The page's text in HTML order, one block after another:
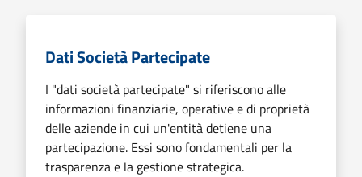
Dati Società Partecipate
I "dati società partecipate" si riferiscono alle
informazioni finanziarie, operative e di proprietà
delle aziende in cui un'entità detiene una
partecipazione. Essi sono fondamentali per la
trasparenza e la gestione strategica.